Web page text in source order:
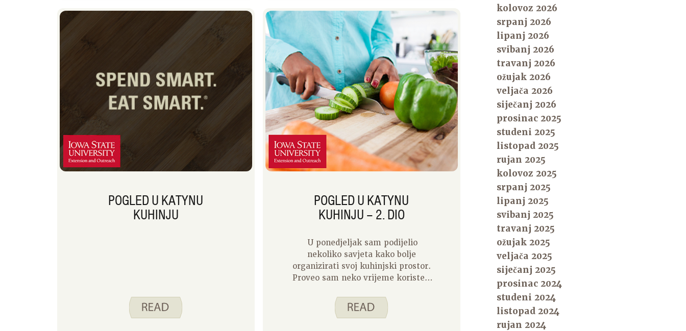
mogućim zbog užurbanih rasporeda.
Provjerite bi li bilo koja od ovih ideja
odgovarala vašoj obitelji!
POGLED U KATYNU
KUHINJU
POGLED U KATYNU
KUHINJU – 2. DIO
U ponedjeljak sam podijelio
nekoliko savjeta kako bolje
organizirati svoj kuhinjski prostor.
Proveo sam neko vrijeme koristeći
kuhinje, a sada kada je ponovno
prilagođen korisnicima, želim
kolovoz 2026
srpanj 2026
lipanj 2026
svibanj 2026
travanj 2026
ožujak 2026
veljača 2026
siječanj 2026
prosinac 2025
studeni 2025
listopad 2025
rujan 2025
kolovoz 2025
srpanj 2025
lipanj 2025
svibanj 2025
travanj 2025
ožujak 2025
veljača 2025
siječanj 2025
prosinac 2024
studeni 2024
listopad 2024
rujan 2024